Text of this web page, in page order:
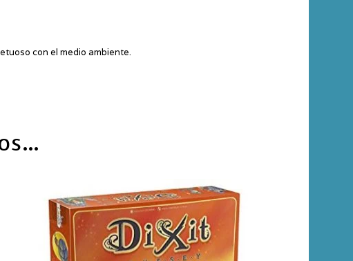
con el medio ambiente.